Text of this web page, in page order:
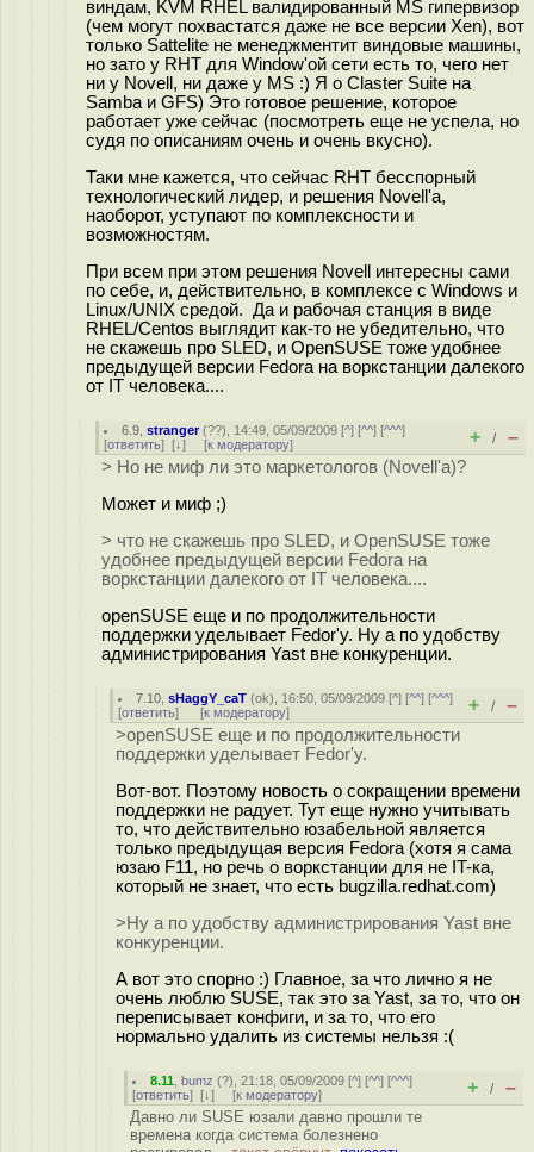
виндам, KVM RHEL валидированный MS гипервизор
(чем могут похвастатся даже не все версии Xen), вот
только Sattelite не менеджментит виндовые машины,
но зато у RHT для Window'ой сети есть то, чего нет
ни у Novell, ни даже у MS :) Я о Claster Suite на
Samba и GFS) Это готовое решение, которое
работает уже сейчас (посмотреть еще не успела, но
судя по описаниям очень и очень вкусно).
Таки мне кажется, что сейчас RHT бесспорный
технологический лидер, и решения Novell'а,
наоборот, уступают по комплексности и
возможностям.
При всем при этом решения Novell интересны сами
по себе, и, действительно, в комплексе с Windows и
Linux/UNIX средой. Да и рабочая станция в виде
RHEL/Centos выглядит как-то не убедительно, что
не скажешь про SLED, и OpenSUSE тоже удобнее
предыдущей версии Fedora на воркстанции далекого
от IT человека....
6.9 ,stranger(??), 14:49, 05/09/2009 [^] [^^] [^^^]
[ответить] [↓] [к модератору] + / –
> Но не миф ли это маркетологов (Novell'а)?
Может и миф ;)
> что не скажешь про SLED, и OpenSUSE тоже
удобнее предыдущей версии Fedora на
воркстанции далекого от IT человека....
openSUSE еще и по продолжительности
поддержки уделывает Fedor'у. Ну а по удобству
администрирования Yast вне конкуренции.
7.10 ,sHaggY_caT (ok), 16:50, 05/09/2009 [^] [^^] [^^^]
[ответить] [к модератору] + / –
>openSUSE еще и по продолжительности
поддержки уделывает Fedor'у.
Вот-вот. Поэтому новость о сокращении времени
поддержки не радует. Тут еще нужно учитывать
то, что действительно юзабельной является
только предыдущая версия Fedora (хотя я сама
юзаю F11, но речь о воркстанции для не IT-ка,
который не знает, что есть bugzilla.redhat.com)
>Ну а по удобству администрирования Yast вне
конкуренции.
А вот это спорно :) Главное, за что лично я не
очень люблю SUSE, так это за Yast, за то, что он
переписывает конфиги, и за то, что его
нормально удалить из системы нельзя :(
8.11 ,bumz (?), 21:18, 05/09/2009 [^] [^^] [^^^]
[ответить] [↓] [к модератору] + / –
Давно ли SUSE юзали давно прошли те
времена когда система болезнено